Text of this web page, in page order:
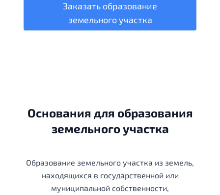
Заказать образование
земельного участка
Основания для образования
земельного участка
Образование земельного участка из земель,
находящихся в государственной или
муниципальной собственности,